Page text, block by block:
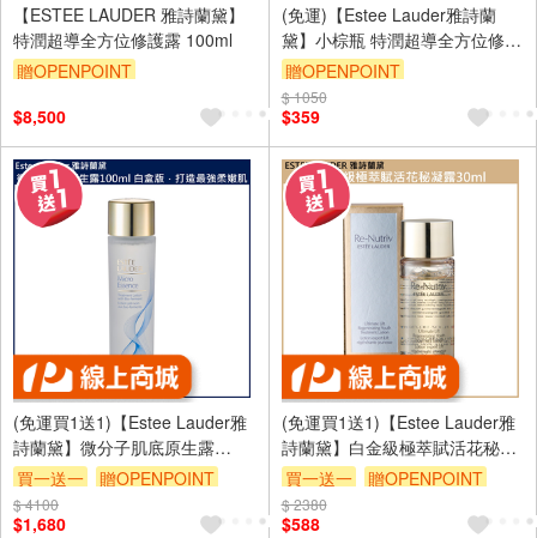
【ESTEE LAUDER 雅詩蘭黛】
特潤超導全方位修護露 100ml
贈OPENPOINT
$8,500
(免運)【Estee Lauder雅詩蘭
黛】小棕瓶 特潤超導全方位修護
露15ml 公司貨
贈OPENPOINT
$ 1050
$359
(免運買1送1)【Estee Lauder雅
詩蘭黛】微分子肌底原生露
100ml (白盒版) 台灣專櫃貨(下單
數量請下雙數)
買一送一 贈OPENPOINT
$ 4100
$1,680
(免運買1送1)【Estee Lauder雅
詩蘭黛】白金級極萃賦活花秘凝
露30ml 公司貨(下單數量請下雙
數)
買一送一 贈OPENPOINT
$ 2380
$588